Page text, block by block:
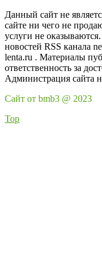
Данный сайт не
сайте ни чего не
услуги не
новостей RSS канала
lenta.ru . Материалы
ответственность за
Администрация сайта
Сайт от bmb3 @ 2023
Top